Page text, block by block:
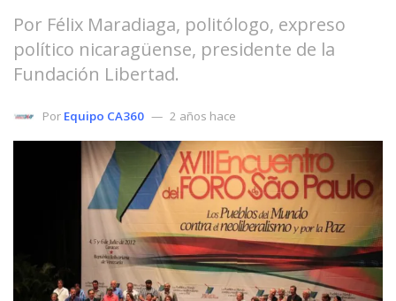
Por Félix Maradiaga, politólogo, expreso
político nicaragüense, presidente de la
Fundación Libertad.
Por Equipo CA360 2 años hace